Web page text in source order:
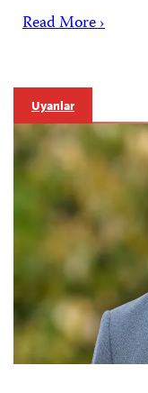
Read More ›
Uyarılar